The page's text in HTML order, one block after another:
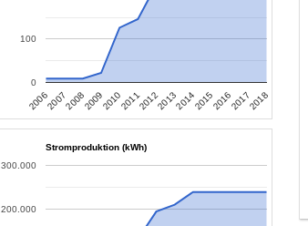
2006200720082009201020112012201320142015201620172018
0
100
Stromproduktion (kWh)
200.000
300.000